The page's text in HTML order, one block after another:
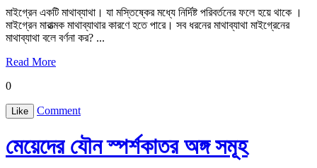
মাইগ্রেন একটি মাথাব্যাথা। যা মস্তিষ্কের মধ্যে নির্দিষ্ট পরিবর্তনের ফলে হয়ে থাকে ।
মাইগ্রেন মারাত্মক মাথাব্যাথার কারণে হতে পারে। সব ধরনের মাথাব্যাথা মাইগ্রেনের
মাথাব্যাথা বলে বর্ণনা কর? ...
Read More
0
Like Comment
মেয়েদের যৌন স্পর্শকাতর অঙ্গ সমূহ